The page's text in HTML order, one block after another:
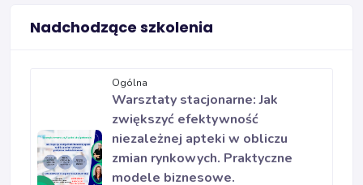
Nadchodzące szkolenia
Ogólna
Warsztaty stacjonarne: Jak
zwiększyć efektywność
niezależnej apteki w obliczu
zmian rynkowych. Praktyczne
modele biznesowe.